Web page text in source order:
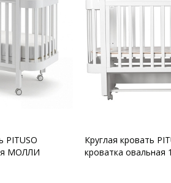
PITUSO
МОЛЛИ
Круглая кровать
кроватка овальная